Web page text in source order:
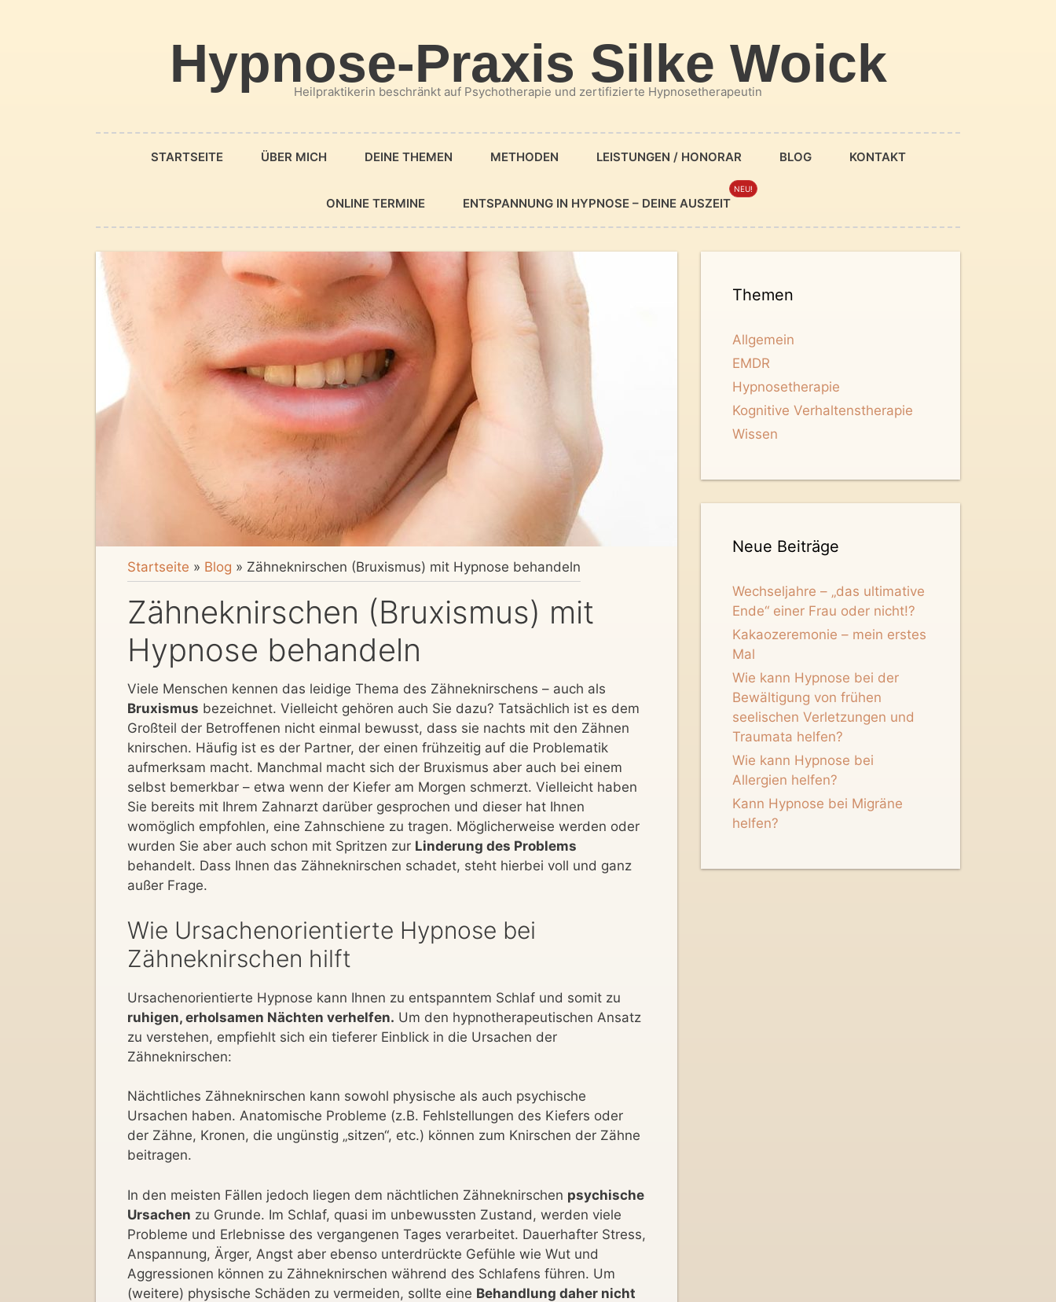
Hypnose-Praxis Silke Woick
Heilpraktikerin beschränkt auf Psychotherapie und zertifizierte Hypnosetherapeutin
STARTSEITE ÜBER MICH DEINE THEMEN METHODEN LEISTUNGEN / HONORAR BLOG KONTAKT
ONLINE TERMINE ENTSPANNUNG IN HYPNOSE – DEINE AUSZEIT
Startseite » Blog » Zähneknirschen (Bruxismus) mit Hypnose behandeln
Zähneknirschen (Bruxismus) mit
Hypnose behandeln
Viele Menschen kennen das leidige Thema des Zähneknirschens – auch als
Bruxismus bezeichnet. Vielleicht gehören auch Sie dazu? Tatsächlich ist es dem
Großteil der Betroffenen nicht einmal bewusst, dass sie nachts mit den Zähnen
knirschen. Häufig ist es der Partner, der einen frühzeitig auf die Problematik
aufmerksam macht. Manchmal macht sich der Bruxismus aber auch bei einem
selbst bemerkbar – etwa wenn der Kiefer am Morgen schmerzt. Vielleicht haben
Sie bereits mit Ihrem Zahnarzt darüber gesprochen und dieser hat Ihnen
womöglich empfohlen, eine Zahnschiene zu tragen. Möglicherweise werden oder
wurden Sie aber auch schon mit Spritzen zur Linderung des Problems
behandelt. Dass Ihnen das Zähneknirschen schadet, steht hierbei voll und ganz
außer Frage.
Wie Ursachenorientierte Hypnose bei
Zähneknirschen hilft
Ursachenorientierte Hypnose kann Ihnen zu entspanntem Schlaf und somit zu
ruhigen, erholsamen Nächten verhelfen. Um den hypnotherapeutischen Ansatz
zu verstehen, empfiehlt sich ein tieferer Einblick in die Ursachen der
Zähneknirschen:
Nächtliches Zähneknirschen kann sowohl physische als auch psychische
Ursachen haben. Anatomische Probleme (z.B. Fehlstellungen des Kiefers oder
der Zähne, Kronen, die ungünstig „sitzen“, etc.) können zum Knirschen der Zähne
beitragen.
In den meisten Fällen jedoch liegen dem nächtlichen Zähneknirschen psychische
Ursachen zu Grunde. Im Schlaf, quasi im unbewussten Zustand, werden viele
Probleme und Erlebnisse des vergangenen Tages verarbeitet. Dauerhafter Stress,
Anspannung, Ärger, Angst aber ebenso unterdrückte Gefühle wie Wut und
Aggressionen können zu Zähneknirschen während des Schlafens führen. Um
(weitere) physische Schäden zu vermeiden, sollte eine Behandlung daher nicht
Themen
Allgemein
EMDR
Hypnosetherapie
Kognitive Verhaltenstherapie
Wissen
Neue Beiträge
Wechseljahre – „das ultimative
Ende“ einer Frau oder nicht!?
Kakaozeremonie – mein erstes
Mal
Wie kann Hypnose bei der
Bewältigung von frühen
seelischen Verletzungen und
Traumata helfen?
Wie kann Hypnose bei
Allergien helfen?
Kann Hypnose bei Migräne
helfen?